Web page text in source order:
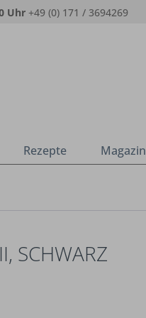
Uhr +49 (0) 171 / 3694269
Rezepte Magazin
SCHWARZ